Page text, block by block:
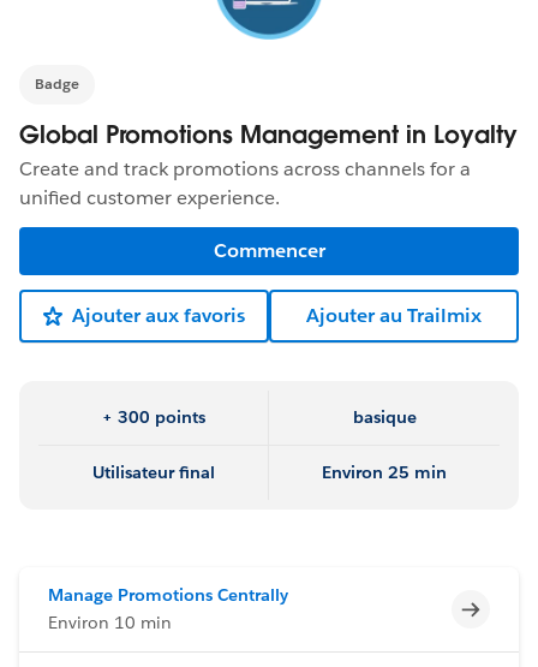
Badge
Global Promotions Management in Loyalty
Create and track promotions across channels for a
unified customer experience.
Commencer
Ajouter aux favoris Ajouter au Trailmix
+ 300 points basique
Utilisateur final Environ 25 min
Manage Promotions Centrally
Environ 10 min